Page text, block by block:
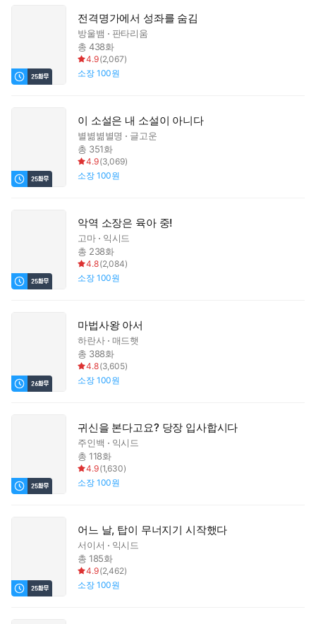
전격명가에서 성좌를 숨김
방울뱀
판타리움
총 438화
4.9(2,067)
소장 100원
이 소설은 내 소설이 아니다
별볆볆별명
글고운
총 351화
4.9(3,069)
소장 100원
악역 소장은 육아 중!
고마
익시드
총 238화
4.8(2,084)
소장 100원
마법사왕 아서
하란사
매드햇
총 388화
4.8(3,605)
소장 100원
귀신을 본다고요? 당장 입사합시다
주인백
익시드
총 118화
4.9(1,630)
소장 100원
어느 날, 탑이 무너지기 시작했다
서이서
익시드
총 185화
4.9(2,462)
소장 100원